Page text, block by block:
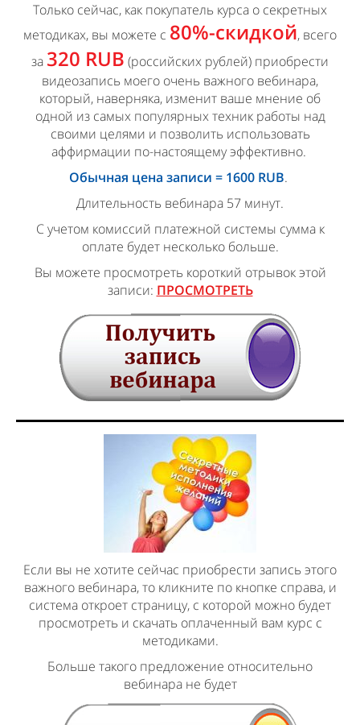
Только сейчас, как покупатель курса о секретных
методиках, вы можете с 80%-скидкой, всего
за 320 RUB (российских рублей) приобрести
видеозапись моего очень важного вебинара,
который, наверняка, изменит ваше мнение об
одной из самых популярных техник работы над
своими целями и позволить использовать
аффирмации по-настоящему эффективно.
Обычная цена записи = 1600 RUB.
Длительность вебинара 57 минут.
С учетом комиссий платежной системы сумма к
оплате будет несколько больше.
Вы можете просмотреть короткий отрывок этой
записи: ПРОСМОТРЕТЬ
Если вы не хотите сейчас приобрести запись этого
важного вебинара, то кликните по кнопке справа, и
система откроет страницу, с которой можно будет
просмотреть и скачать оплаченный вам курс с
методиками.
Больше такого предложение относительно
вебинара не будет